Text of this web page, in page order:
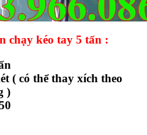
chạy kéo tay 5 tấn :
( có thể thay xích theo
)